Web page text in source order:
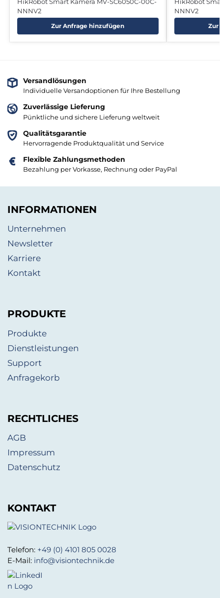
NNNV2
Zur Anfrage hinzufügen
NNNV2
Versandlösungen
Individuelle Versandoptionen für Ihre Bestellung
Zuverlässige Lieferung
Pünktliche und sichere Lieferung weltweit
Qualitätsgarantie
Hervorragende Produktqualität und Service
Flexible Zahlungsmethoden
Bezahlung per Vorkasse, Rechnung oder PayPal
INFORMATIONEN
Unternehmen
Newsletter
Karriere
Kontakt
PRODUKTE
Produkte
Dienstleistungen
Support
Anfragekorb
RECHTLICHES
AGB
Impressum
Datenschutz
KONTAKT
Telefon: +49 (0) 4101 805 0028
E-Mail: info@visiontechnik.de